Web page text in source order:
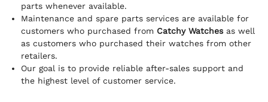
parts whenever available.
Maintenance and spare parts services are available for
customers who purchased from Catchy Watchesas well
as customers who purchased their watches from other
retailers.
Our goal is to provide reliable after-sales support and
the highest level of customer service.